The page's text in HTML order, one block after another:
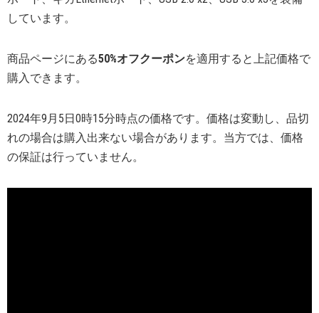
しています。
商品ページにある50%オフクーポンを適用すると上記価格で
購入できます。
2024年9月5日0時15分時点の価格です。価格は変動し、品切
れの場合は購入出来ない場合があります。当方では、価格
の保証は行っていません。